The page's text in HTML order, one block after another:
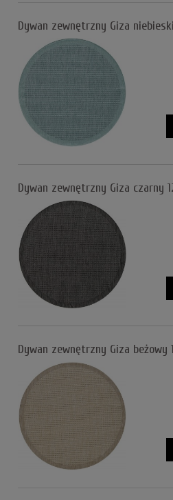
Dywan zewnętrzny Giza
Dywan zewnętrzny Giza czarny
Dywan zewnętrzny Giza beżowy